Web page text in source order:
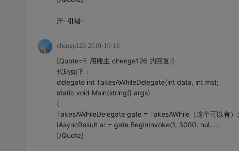
汗··引错··
chenge126 2010-10-18
[Quote=引用楼主 chenge126 的回复:]
代码如下：
delegate int TakesAWhileDelegate(int data, int ms);
static void Main(string[] args)
{
TakesAWhileDelegate gate = TakesAWhile（这个可以有）;
IAsyncResult ar = gate.BeginInvoke(1, 3000, nul……
[/Quote]